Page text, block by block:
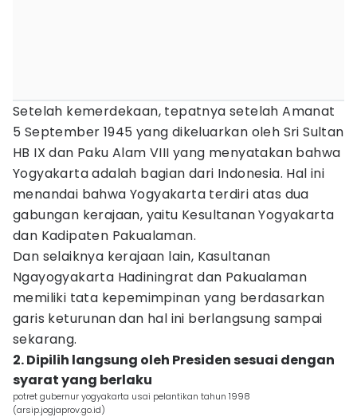
Setelah kemerdekaan, tepatnya setelah Amanat
5 September 1945 yang dikeluarkan oleh Sri Sultan
HB IX dan Paku Alam VIII yang menyatakan bahwa
Yogyakarta adalah bagian dari Indonesia. Hal ini
menandai bahwa Yogyakarta terdiri atas dua
gabungan kerajaan, yaitu Kesultanan Yogyakarta
dan Kadipaten Pakualaman.
Dan selaiknya kerajaan lain, Kasultanan
Ngayogyakarta Hadiningrat dan Pakualaman
memiliki tata kepemimpinan yang berdasarkan
garis keturunan dan hal ini berlangsung sampai
sekarang.
2. Dipilih langsung oleh Presiden sesuai dengan
syarat yang berlaku
potret gubernur yogyakarta usai pelantikan tahun 1998
(arsip.jogjaprov.go.id)